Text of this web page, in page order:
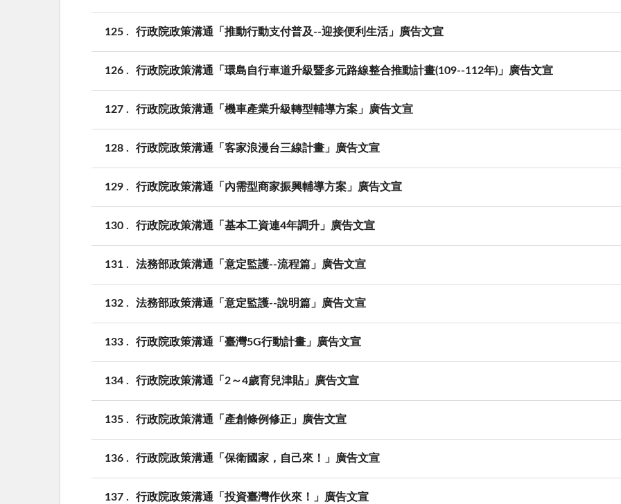
125 行政院政策溝通「推動行動支付普及--迎接便利生活」廣告文宣
126 行政院政策溝通「環島自行車道升級暨多元路線整合推動計畫(109--112年)」廣告文宣
127 行政院政策溝通「機車產業升級轉型輔導方案」廣告文宣
128 行政院政策溝通「客家浪漫台三線計畫」廣告文宣
129 行政院政策溝通「內需型商家振興輔導方案」廣告文宣
130 行政院政策溝通「基本工資連4年調升」廣告文宣
131 法務部政策溝通「意定監護--流程篇」廣告文宣
132 法務部政策溝通「意定監護--說明篇」廣告文宣
133 行政院政策溝通「臺灣5G行動計畫」廣告文宣
134 行政院政策溝通「2～4歲育兒津貼」廣告文宣
135 行政院政策溝通「產創條例修正」廣告文宣
136 行政院政策溝通「保衛國家，自己來！」廣告文宣
137 行政院政策溝通「投資臺灣作伙來！」廣告文宣